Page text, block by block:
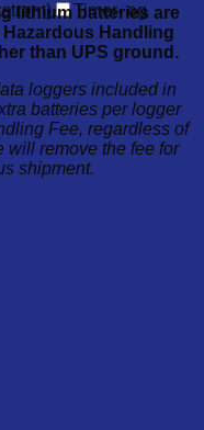
Timer- og
lithium batteries are
Handling
than UPS ground.
loggers included in
batteries per logger
Fee, regardless of
remove the fee for
shipment.